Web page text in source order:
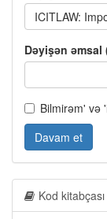
ICITLAW:
Dəyişən əmsal
Bilmirəm' və
Davam et
Kod kitabçası